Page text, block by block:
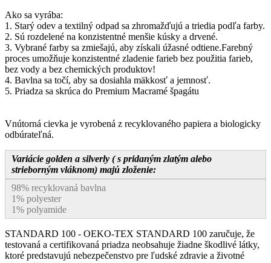
Ako sa vyrába:
1. Starý odev a textilný odpad sa zhromažďujú a triedia podľa farby.
2. Sú rozdelené na konzistentné menšie kúsky a drvené.
3. Vybrané farby sa zmiešajú, aby získali úžasné odtiene.Farebný
proces umožňuje konzistentné zladenie farieb bez použitia farieb,
bez vody a bez chemických produktov!
4. Bavlna sa točí, aby sa dosiahla mäkkosť a jemnosť.
5. Priadza sa skrúca do Premium Macramé špagátu
Vnútorná cievka je vyrobená z recyklovaného papiera a biologicky
odbúrateľná.
Variácie golden a silverly ( s pridaným zlatým alebo
strieborným vláknom) majú zloženie:
98% recyklovaná bavlna
1% polyester
1% polyamide
STANDARD 100 - OEKO-TEX STANDARD 100 zaručuje, že
testovaná a certifikovaná priadza neobsahuje žiadne škodlivé látky,
ktoré predstavujú nebezpečenstvo pre ľudské zdravie a životné